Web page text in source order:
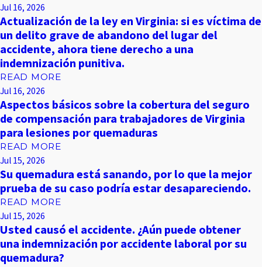
Jul 16, 2026
Actualización de la ley en Virginia: si es víctima de
un delito grave de abandono del lugar del
accidente, ahora tiene derecho a una
indemnización punitiva.
READ MORE
Jul 16, 2026
Aspectos básicos sobre la cobertura del seguro
de compensación para trabajadores de Virginia
para lesiones por quemaduras
READ MORE
Jul 15, 2026
Su quemadura está sanando, por lo que la mejor
prueba de su caso podría estar desapareciendo.
READ MORE
Jul 15, 2026
Usted causó el accidente. ¿Aún puede obtener
una indemnización por accidente laboral por su
quemadura?